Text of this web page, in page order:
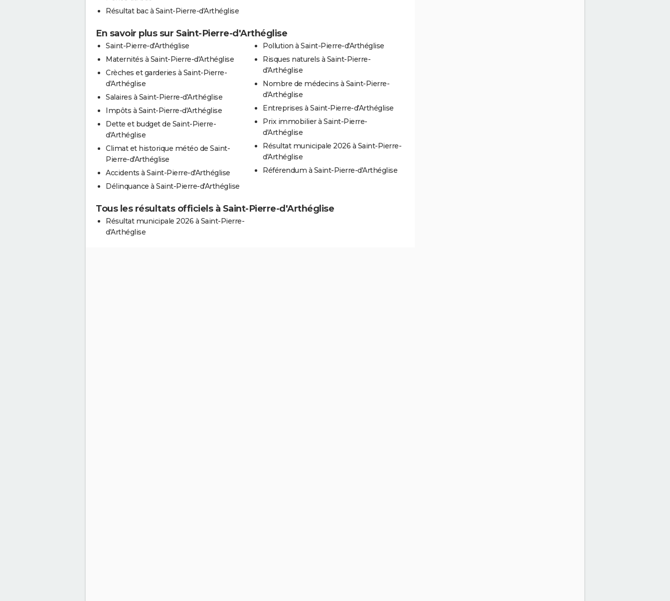
Résultat bac à Saint-Pierre-d'Arthéglise
En savoir plus sur Saint-Pierre-d'Arthéglise
Saint-Pierre-d'Arthéglise
Maternités à Saint-Pierre-d'Arthéglise
Crèches et garderies à Saint-Pierre-
d'Arthéglise
Salaires à Saint-Pierre-d'Arthéglise
Impôts à Saint-Pierre-d'Arthéglise
Dette et budget de Saint-Pierre-
d'Arthéglise
Climat et historique météo de Saint-
Pierre-d'Arthéglise
Accidents à Saint-Pierre-d'Arthéglise
Délinquance à Saint-Pierre-d'Arthéglise
Pollution à Saint-Pierre-d'Arthéglise
Risques naturels à Saint-Pierre-
d'Arthéglise
Nombre de médecins à Saint-Pierre-
d'Arthéglise
Entreprises à Saint-Pierre-d'Arthéglise
Prix immobilier à Saint-Pierre-
d'Arthéglise
Résultat municipale 2026 à Saint-Pierre-
d'Arthéglise
Référendum à Saint-Pierre-d'Arthéglise
Tous les résultats officiels à Saint-Pierre-d'Arthéglise
Résultat municipale 2026 à Saint-Pierre-
d'Arthéglise